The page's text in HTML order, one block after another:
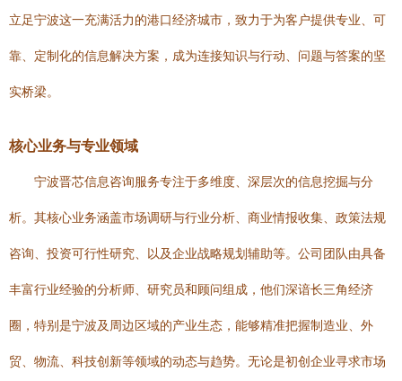
立足宁波这一充满活力的港口经济城市，致力于为客户提供专业、可
靠、定制化的信息解决方案，成为连接知识与行动、问题与答案的坚
实桥梁。
核心业务与专业领域
宁波晋芯信息咨询服务专注于多维度、深层次的信息挖掘与分
析。其核心业务涵盖市场调研与行业分析、商业情报收集、政策法规
咨询、投资可行性研究、以及企业战略规划辅助等。公司团队由具备
丰富行业经验的分析师、研究员和顾问组成，他们深谙长三角经济
圈，特别是宁波及周边区域的产业生态，能够精准把握制造业、外
贸、物流、科技创新等领域的动态与趋势。无论是初创企业寻求市场